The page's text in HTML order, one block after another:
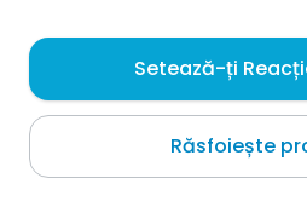
Jacek , 31
Baranów Sandomierski
Despre mine
Setează-ți
Răsfoiește